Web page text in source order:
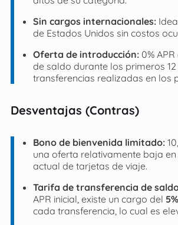
Sin cargos internacionales:
de Estados Unidos sin costos
Oferta de introducción:0% APR
de saldo durante los primeros
transferencias realizadas en los
Desventajas (Contras)
Bono de bienvenida limitado:
una oferta relativamente baja
actual de tarjetas de viaje.
Tarifa de transferencia de
APR inicial, existe un cargo del 5%
cada transferencia, lo cual es